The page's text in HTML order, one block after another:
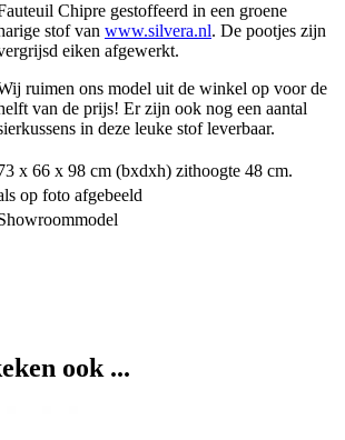
Chipre gestoffeerd in een groene
stof van www.silvera.nl. De pootjes zijn
eiken afgewerkt.
ruimen ons model uit de winkel op voor de
van de prijs! Er zijn ook nog een aantal
in deze leuke stof leverbaar.
x 66 x 98 cm (bxdxh) zithoogte 48 cm.
op foto afgebeeld
ook ...